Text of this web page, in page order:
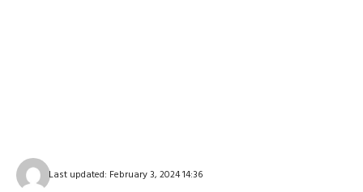
Last updated: February 3, 2024 14:36